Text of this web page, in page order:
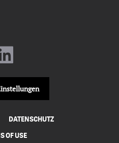
DATENSCHUTZ
OF USE